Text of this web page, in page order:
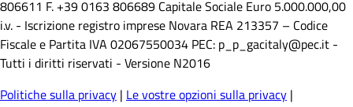
806611 F. +39 0163 806689 Capitale Sociale Euro 5.000.000,00
i.v. - Iscrizione registro imprese Novara REA 213357 – Codice
Fiscale e Partita IVA 02067550034 PEC: p_p_gacitaly@pec.it -
Tutti i diritti riservati - Versione N2016
Politiche sulla privacy | Le vostre opzioni sulla privacy |